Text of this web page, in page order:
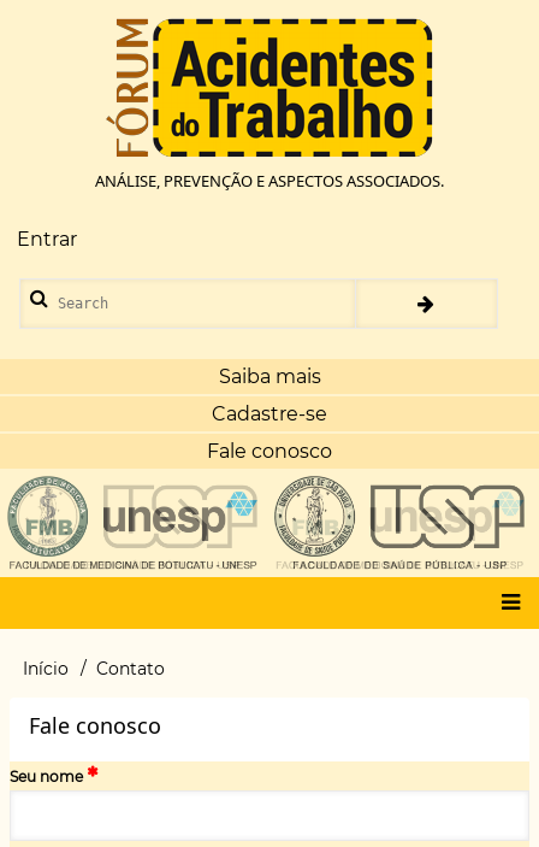
ANÁLISE, PREVENÇÃO E ASPECTOS ASSOCIADOS.
Menu
de
conta
de
usuário
Entrar
Search
Saiba mais
Cadastre-se
Fale conosco
Main
Trilha
navegação
Início Contato
Fale conosco
Seu nome